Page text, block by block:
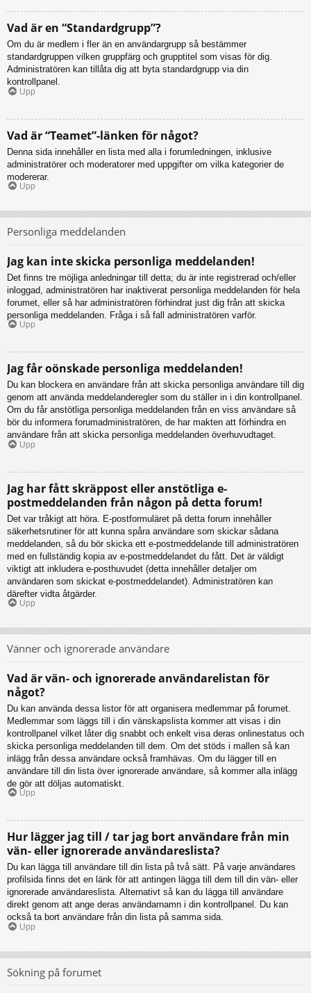
Vad är en “Standardgrupp”?
Om du är medlem i fler än en användargrupp så bestämmer
standardgruppen vilken gruppfärg och grupptitel som visas för dig.
Administratören kan tillåta dig att byta standardgrupp via din
kontrollpanel.
Upp
Vad är “Teamet”-länken för något?
Denna sida innehåller en lista med alla i forumledningen, inklusive
administratörer och moderatorer med uppgifter om vilka kategorier de
modererar.
Upp
Personliga meddelanden
Jag kan inte skicka personliga meddelanden!
Det finns tre möjliga anledningar till detta; du är inte registrerad och/eller
inloggad, administratören har inaktiverat personliga meddelanden för hela
forumet, eller så har administratören förhindrat just dig från att skicka
personliga meddelanden. Fråga i så fall administratören varför.
Upp
Jag får oönskade personliga meddelanden!
Du kan blockera en användare från att skicka personliga användare till dig
genom att använda meddelanderegler som du ställer in i din kontrollpanel.
Om du får anstötliga personliga meddelanden från en viss användare så
bör du informera forumadministratören, de har makten att förhindra en
användare från att skicka personliga meddelanden överhuvudtaget.
Upp
Jag har fått skräppost eller anstötliga e-
postmeddelanden från någon på detta forum!
Det var tråkigt att höra. E-postformuläret på detta forum innehåller
säkerhetsrutiner för att kunna spåra användare som skickar sådana
meddelanden, så du bör skicka ett e-postmeddelande till administratören
med en fullständig kopia av e-postmeddelandet du fått. Det är väldigt
viktigt att inkludera e-posthuvudet (detta innehåller detaljer om
användaren som skickat e-postmeddelandet). Administratören kan
därefter vidta åtgärder.
Upp
Vänner och ignorerade användare
Vad är vän- och ignorerade användarelistan för
något?
Du kan använda dessa listor för att organisera medlemmar på forumet.
Medlemmar som läggs till i din vänskapslista kommer att visas i din
kontrollpanel vilket låter dig snabbt och enkelt visa deras onlinestatus och
skicka personliga meddelanden till dem. Om det stöds i mallen så kan
inlägg från dessa användare också framhävas. Om du lägger till en
användare till din lista över ignorerade användare, så kommer alla inlägg
de gör att döljas automatiskt.
Upp
Hur lägger jag till / tar jag bort användare från min
vän- eller ignorerade användareslista?
Du kan lägga till användare till din lista på två sätt. På varje användares
profilsida finns det en länk för att antingen lägga till dem till din vän- eller
ignorerade användareslista. Alternativt så kan du lägga till användare
direkt genom att ange deras användarnamn i din kontrollpanel. Du kan
också ta bort användare från din lista på samma sida.
Upp
Sökning på forumet